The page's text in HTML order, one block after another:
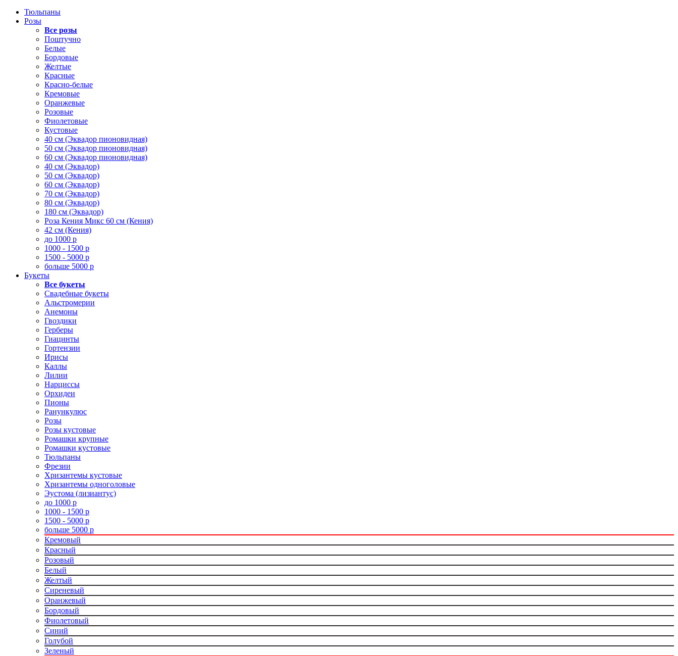
Тюльпаны
Розы
Все розы
Поштучно
Белые
Бордовые
Желтые
Красные
Красно-белые
Кремовые
Оранжевые
Розовые
Фиолетовые
Кустовые
40 см (Эквадор пионовидная)
50 см (Эквадор пионовидная)
60 см (Эквадор пионовидная)
40 см (Эквадор)
50 см (Эквадор)
60 см (Эквадор)
70 см (Эквадор)
80 см (Эквадор)
180 см (Эквадор)
Роза Кения Микс 60 см (Кения)
42 см (Кения)
до 1000 р
1000 - 1500 р
1500 - 5000 р
больше 5000 р
Букеты
Все букеты
Свадебные букеты
Альстромерии
Анемоны
Гвоздики
Герберы
Гиацинты
Гортензии
Ирисы
Каллы
Лилии
Нарциссы
Орхидеи
Пионы
Ранункулюс
Розы
Розы кустовые
Ромашки крупные
Ромашки кустовые
Тюльпаны
Фрезии
Хризантемы кустовые
Хризантемы одноголовые
Эустома (лизиантус)
до 1000 р
1000 - 1500 р
1500 - 5000 р
больше 5000 р
Кремовый
Красный
Розовый
Белый
Желтый
Сиреневый
Оранжевый
Бордовый
Фиолетовый
Синий
Голубой
Зеленый